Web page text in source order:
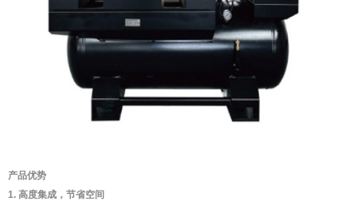
产品优势
1. 高度集成，节省空间